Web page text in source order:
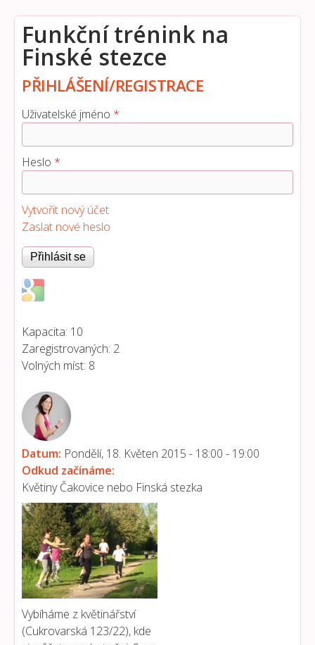
Funkční trénink na
Finské stezce
PŘIHLÁŠENÍ/REGISTRACE
Uživatelské jméno *
Heslo *
Vytvořit nový účet
Zaslat nové heslo
Login with Google
Kapacita: 10
Zaregistrovaných: 2
Volných míst: 8
Datum: Pondělí, 18. Květen 2015 - 18:00 - 19:00
Odkud začínáme:
Květiny Čakovice nebo Finská stezka
Vybíháme z květinářství
(Cukrovarská 123/22), kde